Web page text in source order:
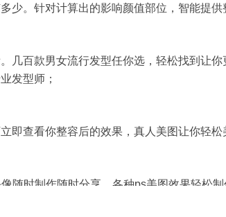
少。针对计算出的影响颜值部位，智能提供
几百款男女流行发型任你选，轻松找到让
发型师；
即查看你整容后的效果，真人美图让你轻松
随时制作随时分享，各种ps美图效果轻松制